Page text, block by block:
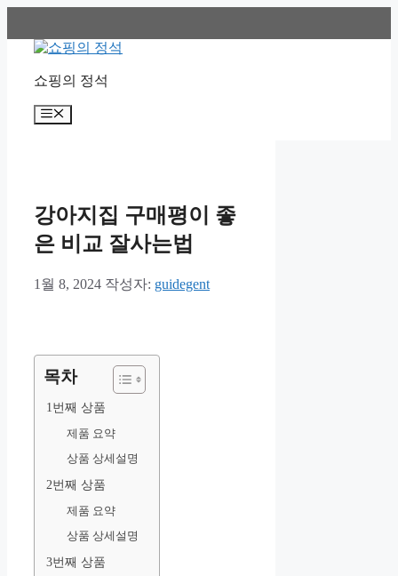
쇼핑의 정석
메
강아지집 구매평이 좋
은 비교 잘사는법
1월 8, 2024 작성자: guidegent
목차
1번째 상품
제품 요약
상품 상세설명
2번째 상품
제품 요약
상품 상세설명
3번째 상품